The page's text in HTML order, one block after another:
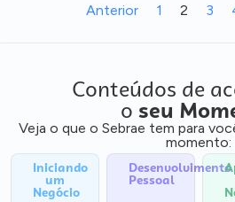
Anterior 1 2 3
Conteúdos de
o seu
Veja o que o Sebrae tem para
momento:
Iniciando
um
Negócio
Desenvolvimento
Pessoal